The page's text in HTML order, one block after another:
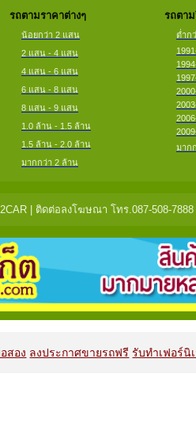
รถตามราคาต่างๆ
น้อยกว่า 2 แสน
2 แสน - 4 แสน
4 แสน - 6 แสน
6 แสน - 8 แสน
8 แสน - 9 แสน
1.0 ล้าน - 1.5 ล้าน
1.5 ล้าน - 2.0 ล้าน
มากกว่า 2 ล้าน
รถตา
ต่ำก
มาก
| ติดต่อลงโฆษณา โทร.087-508-
สอง ลงประกาศขายรถฟรี รับทำเฟอร์นิ